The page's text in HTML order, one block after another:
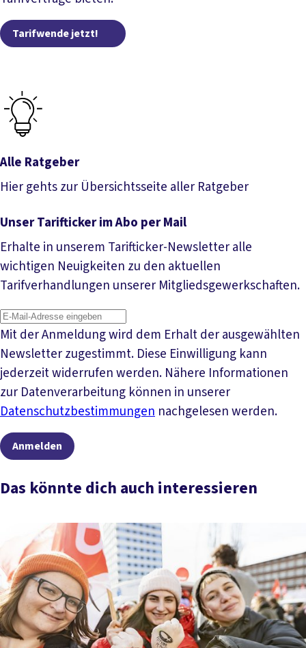
Tarifwende jetzt!
Alle Ratgeber
Hier gehts zur Übersichtsseite aller Ratgeber
Alle Ratgeber
Unser Tarifticker im Abo per Mail
Erhalte in unserem Tarifticker-Newsletter alle
wichtigen Neuigkeiten zu den aktuellen
Tarifverhandlungen unserer Mitgliedsgewerkschaften.
Mit der Anmeldung wird dem Erhalt der ausgewählten
Newsletter zugestimmt. Diese Einwilligung kann
jederzeit widerrufen werden. Nähere Informationen
zur Datenverarbeitung können in unserer
Datenschutzbestimmungen nachgelesen werden.
Anmelden
Das könnte dich auch interessieren